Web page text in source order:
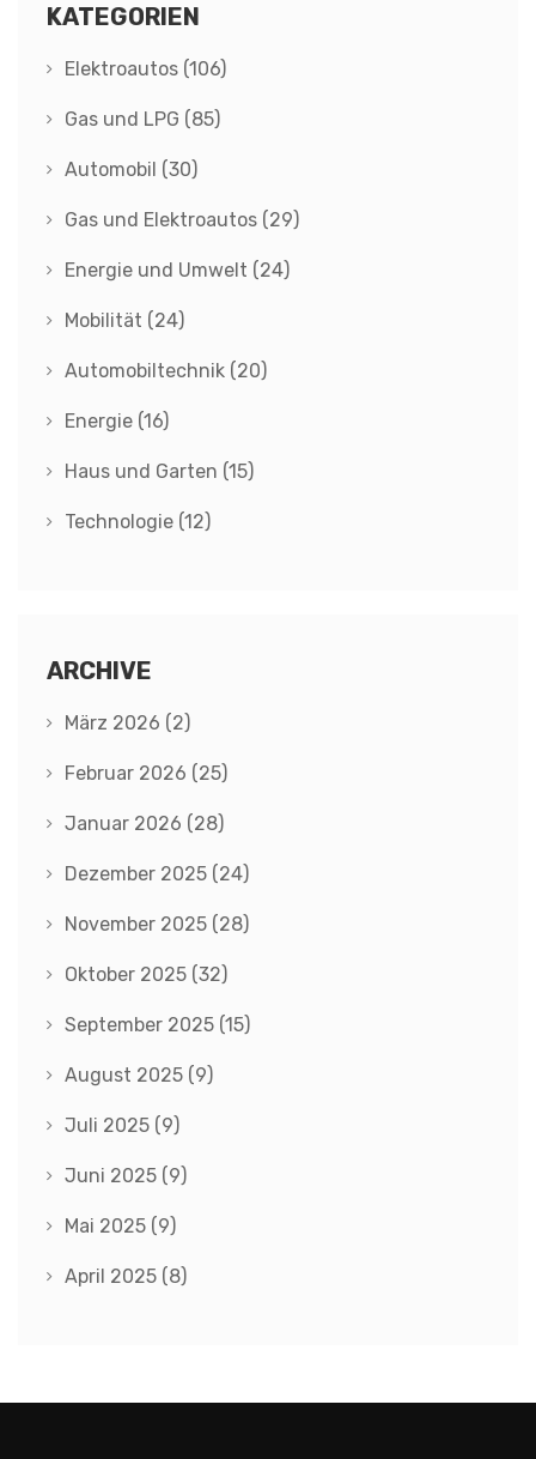
KATEGORIEN
Elektroautos (106)
Gas und LPG (85)
Automobil (30)
Gas und Elektroautos (29)
Energie und Umwelt (24)
Mobilität (24)
Automobiltechnik (20)
Energie (16)
Haus und Garten (15)
Technologie (12)
ARCHIVE
März 2026 (2)
Februar 2026 (25)
Januar 2026 (28)
Dezember 2025 (24)
November 2025 (28)
Oktober 2025 (32)
September 2025 (15)
August 2025 (9)
Juli 2025 (9)
Juni 2025 (9)
Mai 2025 (9)
April 2025 (8)